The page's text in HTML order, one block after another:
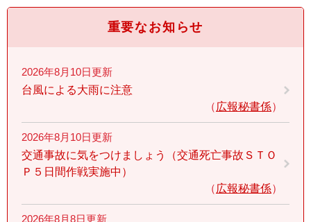
重要なお知らせ
2026年8月10日更新
台風による大雨に注意
広報秘書係
2026年8月10日更新
交通事故に気をつけましょう（交通死亡事故ＳＴＯ
Ｐ５日間作戦実施中）
広報秘書係
2026年8月8日更新